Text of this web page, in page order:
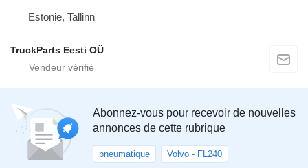
Estonie, Tallinn
TruckParts Eesti OÜ
Abonnez-vous pour recevoir de nouvelles
annonces de cette rubrique
pneumatique Volvo - FL240